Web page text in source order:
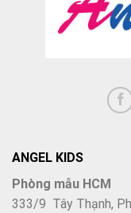
ANGEL KIDS
Phòng mẫu HCM
333/9 Tây Thạnh,